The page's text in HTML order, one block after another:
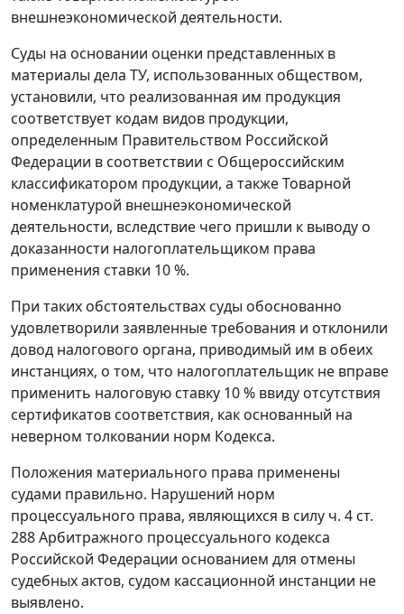
внешнеэкономической деятельности.
Суды на основании оценки представленных в
материалы дела ТУ, использованных обществом,
установили, что реализованная им продукция
соответствует кодам видов продукции,
определенным Правительством Российской
Федерации в соответствии с Общероссийским
классификатором продукции, а такжеТоварной
номенклатурой внешнеэкономической
деятельности, вследствие чего пришли к выводу о
доказанности налогоплательщиком права
применения ставки 10 %.
При таких обстоятельствах суды обоснованно
удовлетворили заявленные требования и отклонили
довод налогового органа, приводимый им в обеих
инстанциях, о том, что налогоплательщик не вправе
применить налоговую ставку 10 % ввиду отсутствия
сертификатов соответствия, как основанный на
неверном толковании норм Кодекса.
Положения материального права применены
судами правильно. Нарушений норм
процессуального права, являющихся в силу ч. 4 ст.
288Арбитражного процессуального кодекса
Российской Федерации основанием для отмены
судебных актов, судом кассационной инстанции не
выявлено.